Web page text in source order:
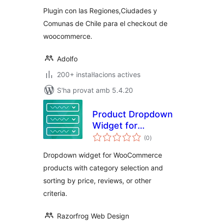
Plugin con las Regiones,Ciudades y
Comunas de Chile para el checkout de
woocommerce.
Adolfo
200+ instal·lacions actives
S'ha provat amb 5.4.20
Product Dropdown
Widget for
WooCommerce
(0puntuacions
totals
)
Dropdown widget for WooCommerce
products with category selection and
sorting by price, reviews, or other
criteria.
Razorfrog Web Design